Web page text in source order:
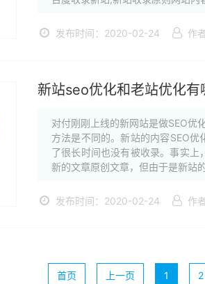
发布时间：2020-02-24 作
新站seo优化和老站优化有
对付刚刚上线的新网站是做SEO优
方法是不同的。新站的内容SEO
了很长时间也没有被收录。事实
新的文章原创文章，但由于是新站
发布时间：2020-02-24 作
首页 上一页 1 2